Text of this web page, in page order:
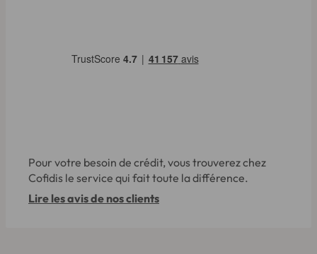
Pour votre besoin de crédit, vous trouverez chez
Cofidis le service qui fait toute la différence.
Lire les avis de nos clients